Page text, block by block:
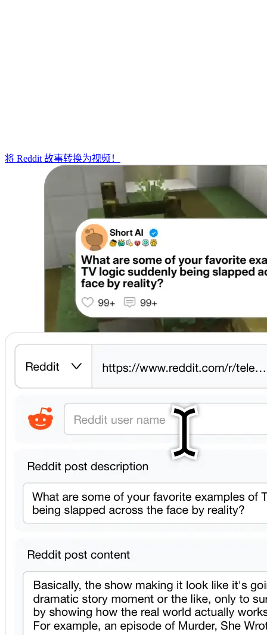
将 Reddit 故事转换为视频！